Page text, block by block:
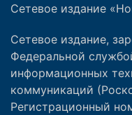
Сетевое издание
Сетевое издание,
Федеральной
информационных
коммуникаций
Регистрационный